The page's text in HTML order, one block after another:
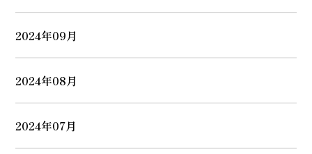
2024年09月
2024年08月
2024年07月